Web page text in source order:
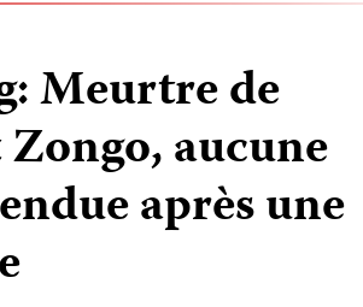
Meurtre de
aucune
après une